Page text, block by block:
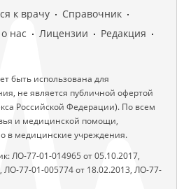
к врачу
Справочник
нас Лицензии
Редакция
быть использована для
не является публичной офертой
Российской Федерации). По всем
и медицинской помощи,
в медицинские учреждения.
ЛО-77-01-014965 от 05.10.2017,
ЛО-77-01-005774 от 18.02.2013, ЛО-77-